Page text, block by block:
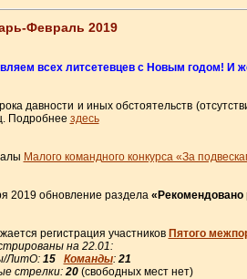
Февраль 2019
всех литсетевцев с Новым годом! И
давности и иных обстоятельств
Подробнее здесь
Малого командного конкурса «За
2019 обновление раздела «Рекомендовано
регистрация участников Пятого
на 22.01:
ЛитО: 15 Команды: 21
стрелки: 20(свободных мест нет)